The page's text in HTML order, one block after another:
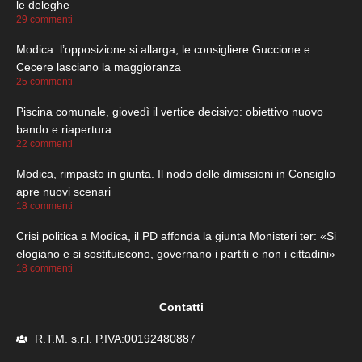
le deleghe
29 commenti
Modica: l’opposizione si allarga, le consigliere Guccione e
Cecere lasciano la maggioranza
25 commenti
Piscina comunale, giovedì il vertice decisivo: obiettivo nuovo
bando e riapertura
22 commenti
Modica, rimpasto in giunta. Il nodo delle dimissioni in Consiglio
apre nuovi scenari
18 commenti
Crisi politica a Modica, il PD affonda la giunta Monisteri ter: «Si
elogiano e si sostituiscono, governano i partiti e non i cittadini»
18 commenti
Contatti
R.T.M. s.r.l. P.IVA:00192480887